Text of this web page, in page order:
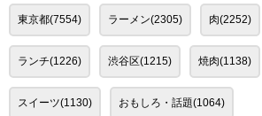
東京都(7554) ラーメン(2305) 肉(2252)
ランチ(1226) 渋谷区(1215) 焼肉(1138)
スイーツ(1130) おもしろ・話題(1064)